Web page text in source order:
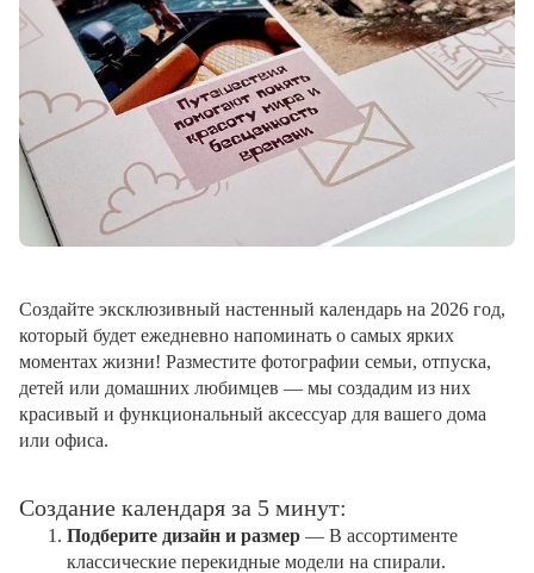
Создайте эксклюзивный настенный календарь на 2026 год,
который будет ежедневно напоминать о самых ярких
моментах жизни! Разместите фотографии семьи, отпуска,
детей или домашних любимцев — мы создадим из них
красивый и функциональный аксессуар для вашего дома
или офиса.
Создание календаря за 5 минут:
Подберите дизайн и размер — В ассортименте
классические перекидные модели на спирали.